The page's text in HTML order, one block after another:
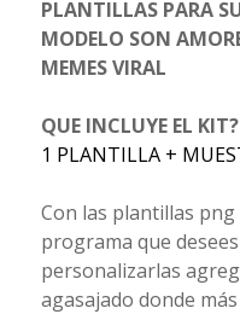
PLANTILLAS PARA
MODELO SON
MEMES VIRAL
QUE INCLUYE EL KIT?
1 PLANTILLA +
Con las plantillas
programa que
personalizarlas
agasajado donde